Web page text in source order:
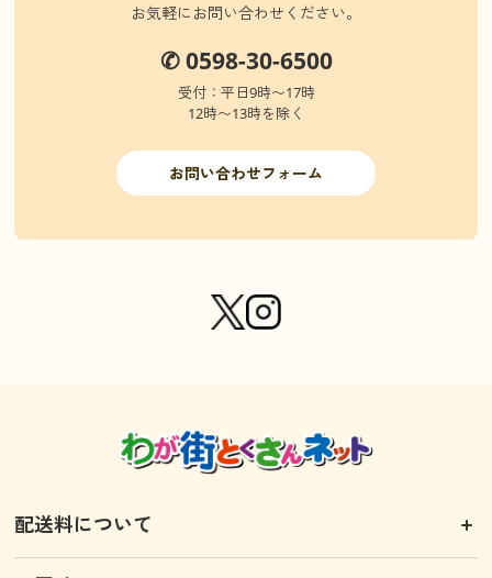
お気軽にお問い合わせください。
✆ 0598-30-6500
受付：平日9時〜17時
12時〜13時を除く
お問い合わせフォーム
配送料について